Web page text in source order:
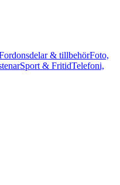
& tillbehörFoto,
Sport & FritidTelefoni,